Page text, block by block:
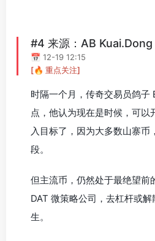
#4 来源：AB Kuai.Dong
📅 12-19 12:15
[🔥 重点关注]
时隔一个月，传奇交易员鸽
点，他认为现在是时候，可以
入目标了，因为大多数山寨币
段。
但主流币，仍然处于最绝望前
DAT 微策略公司，去杠杆或
生。